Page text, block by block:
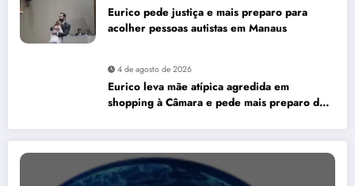
Eurico pede justiça e mais preparo para
acolher pessoas autistas em Manaus
4 de agosto de 2026
Eurico leva mãe atípica agredida em
shopping à Câmara e pede mais preparo dos